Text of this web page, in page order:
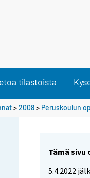
tilastoista
>2008> Peruskoulun
Tämä
5.4.2022